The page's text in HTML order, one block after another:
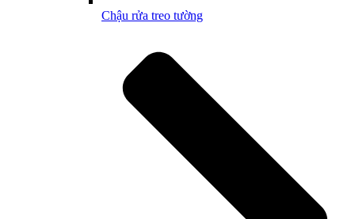
Chậu rửa treo tường